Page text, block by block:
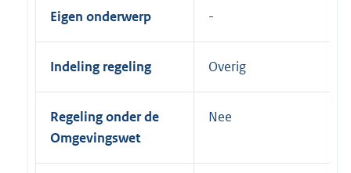
Eigen onderwerp
Indeling regeling Overig
Regeling onder de
Omgevingswet
Nee